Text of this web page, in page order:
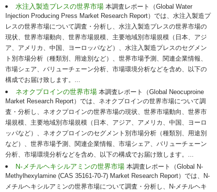
水注入製造プレスの世界市場本調査レポート（Global Water
Injection Producing Press Market Research Report）では、水注入製造プ
レスの世界市場について調査・分析し、水注入製造プレスの世界市場の
現状、世界市場動向、世界市場規模、主要地域別市場規模（日本、アジ
ア、アメリカ、中国、ヨーロッパなど）、水注入製造プレスのセグメン
ト別市場分析（種類別、用途別など）、世界市場予測、関連企業情報、
市場シェア、バリューチェーン分析、市場環境分析などを含め、以下の
構成でお届け致します。...
ネオクプロインの世界市場本調査レポート（Global Neocuproine
Market Research Report）では、ネオクプロインの世界市場について調
査・分析し、ネオクプロインの世界市場の現状、世界市場動向、世界市
場規模、主要地域別市場規模（日本、アジア、アメリカ、中国、ヨーロ
ッパなど）、ネオクプロインのセグメント別市場分析（種類別、用途別
など）、世界市場予測、関連企業情報、市場シェア、バリューチェーン
分析、市場環境分析などを含め、以下の構成でお届け致します。...
N-メチルヘキシルアミンの世界市場本調査レポート（Global N-
Methylhexylamine (CAS 35161-70-7) Market Research Report）では、N-
メチルヘキシルアミンの世界市場について調査・分析し、N-メチルヘキ